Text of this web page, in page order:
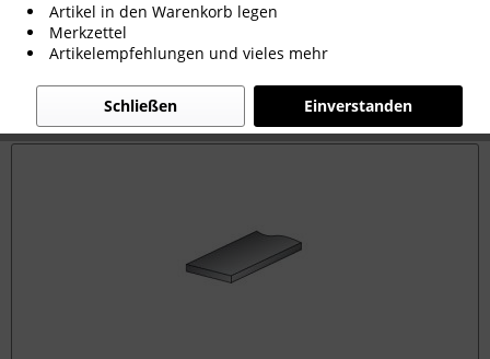
Filtern
Artikel in den Warenkorb legen
Merkzettel
Artikelempfehlungen und vieles mehr
Einverstanden
Schließen